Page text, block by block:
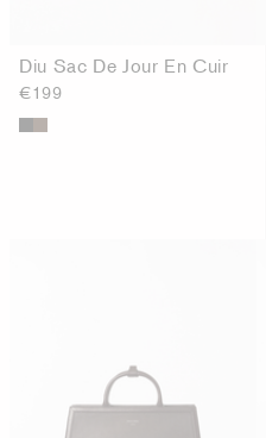
Diu Sac De Jour En Cuir
€199